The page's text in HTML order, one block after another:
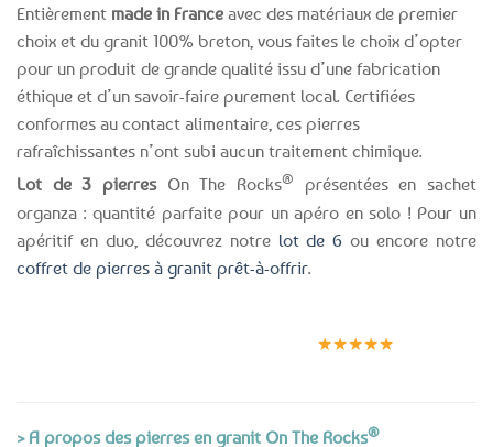
Entièrement made in France avec des matériaux de premier
choix et du granit 100% breton, vous faites le choix d’opter
pour un produit de grande qualité issu d’une fabrication
éthique et d’un savoir-faire purement local. Certifiées
conformes au contact alimentaire, ces pierres
rafraîchissantes n’ont subi aucun traitement chimique.
Lot de 3 pierresOn The Rocks®
présentées en sachet
organza : quantité parfaite pour un apéro en solo ! Pour un
apéritif en duo, découvrez notre lot de 6 ou encore notre
coffret de pierres à granit prêt-à-offrir.
★★★★★
> A propos des pierres en granit On The Rocks®